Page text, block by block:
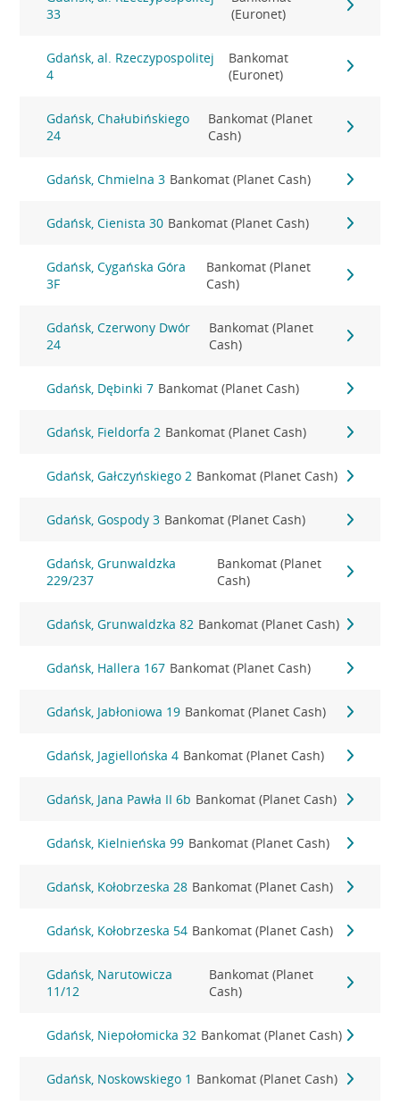
33
(Euronet)
Gdańsk, al. Rzeczypospolitej
4
Bankomat
(Euronet)
Gdańsk, Chałubińskiego
24
Bankomat (Planet
Cash)
Gdańsk, Chmielna 3 Bankomat (Planet Cash)
Gdańsk, Cienista 30 Bankomat (Planet Cash)
Gdańsk, Cygańska Góra
3F
Bankomat (Planet
Cash)
Gdańsk, Czerwony Dwór
24
Bankomat (Planet
Cash)
Gdańsk, Dębinki 7 Bankomat (Planet Cash)
Gdańsk, Fieldorfa 2 Bankomat (Planet Cash)
Gdańsk, Gałczyńskiego 2 Bankomat (Planet Cash)
Gdańsk, Gospody 3 Bankomat (Planet Cash)
Gdańsk, Grunwaldzka
229/237
Bankomat (Planet
Cash)
Gdańsk, Grunwaldzka 82 Bankomat (Planet Cash)
Gdańsk, Hallera 167 Bankomat (Planet Cash)
Gdańsk, Jabłoniowa 19 Bankomat (Planet Cash)
Gdańsk, Jagiellońska 4 Bankomat (Planet Cash)
Gdańsk, Jana Pawła II 6b Bankomat (Planet Cash)
Gdańsk, Kielnieńska 99 Bankomat (Planet Cash)
Gdańsk, Kołobrzeska 28 Bankomat (Planet Cash)
Gdańsk, Kołobrzeska 54 Bankomat (Planet Cash)
Gdańsk, Narutowicza
11/12
Bankomat (Planet
Cash)
Gdańsk, Niepołomicka 32 Bankomat (Planet Cash)
Gdańsk, Noskowskiego 1 Bankomat (Planet Cash)